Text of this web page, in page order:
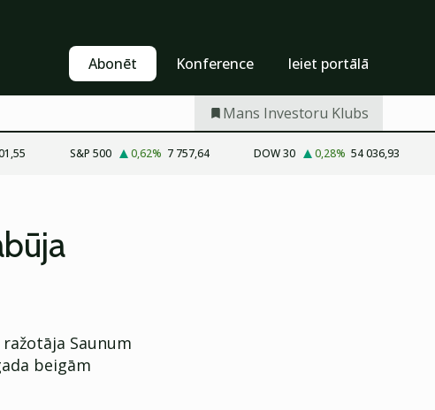
Abonēt Konference Ieiet portālā
Mans Investoru Klubs
S&P 500 0,62% 7 757,64 DOW 30 0,28% 54 036,93
Saunum
beigām